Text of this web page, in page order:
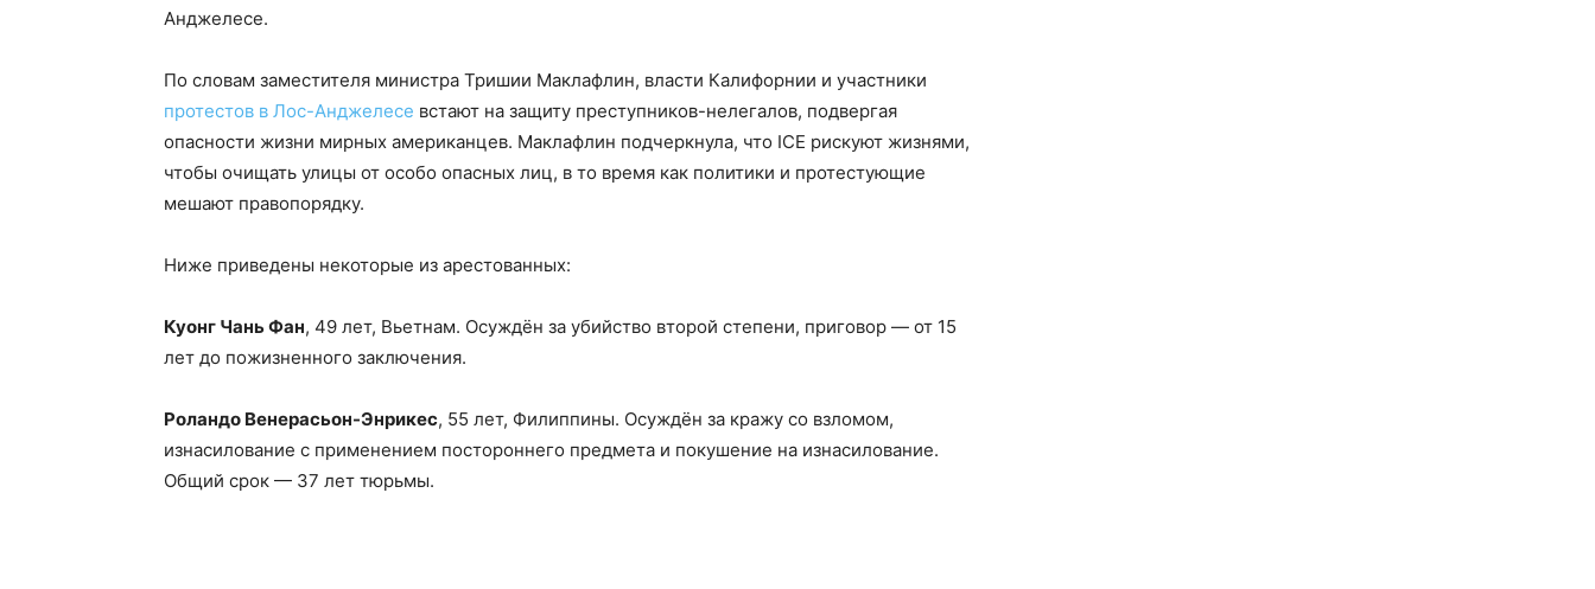
Анджелесе.
По словам заместителя министра Тришии Маклафлин, власти Калифорнии и участники
протестов в Лос-Анджелесе встают на защиту преступников-нелегалов, подвергая
опасности жизни мирных американцев. Маклафлин подчеркнула, что ICE рискуют жизнями,
чтобы очищать улицы от особо опасных лиц, в то время как политики и протестующие
мешают правопорядку.
Ниже приведены некоторые из арестованных:
Куонг Чань Фан, 49 лет, Вьетнам. Осуждён за убийство второй степени, приговор — от 15
лет до пожизненного заключения.
Роландо Венерасьон-Энрикес, 55 лет, Филиппины. Осуждён за кражу со взломом,
изнасилование с применением постороннего предмета и покушение на изнасилование.
Общий срок — 37 лет тюрьмы.